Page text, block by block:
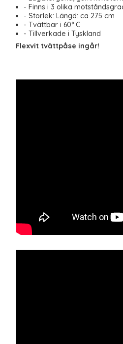
- Finns i 3 olika
- Storlek: Längd: ca 275 cm
- Tvättbar i 60° C
- Tillverkade i Tyskland
Flexvit tvättpåse ingår!